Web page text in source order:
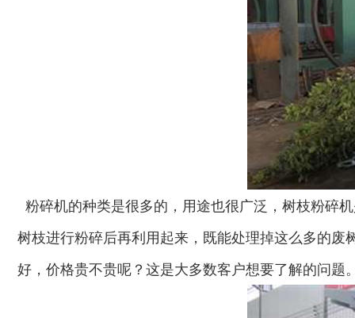
粉碎机的种类是很多的，用途也很广泛，树枝粉碎
树枝进行粉碎后再利用起来，既能处理掉这么多的
好，价格贵不贵呢？这是大多数客户想要了解的问题